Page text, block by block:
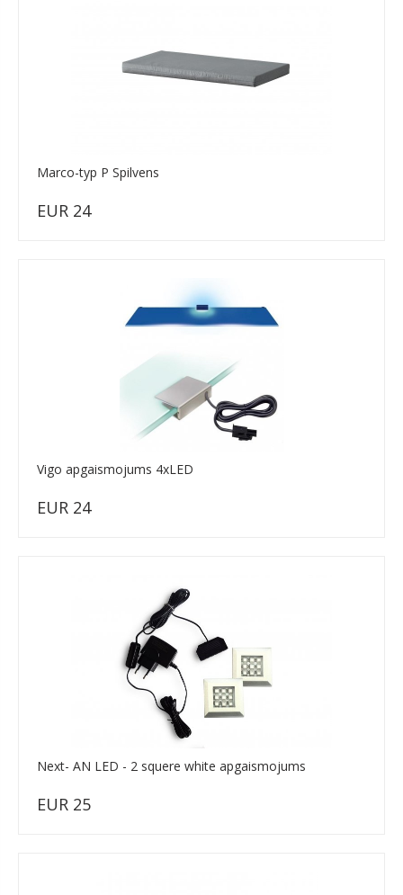
Marco-typ P Spilvens
EUR 24
Vigo apgaismojums 4xLED
EUR 24
Next- AN LED - 2 squere white apgaismojums
EUR 25